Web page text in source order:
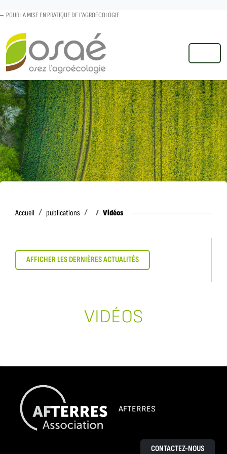
POUR LA MISE EN PRATIQUE DE L'AGROÉCOLOGIE
MENU
Accueil Accueilpublications Vidéos
AFFICHER LES DERNIÈRES ACTUALITÉS
VIDÉOS
AFTERRES
CONTACTEZ-NOUS